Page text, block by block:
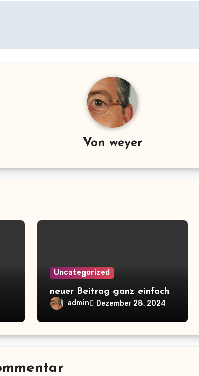
Von weyer
Uncategorized
neuer Beitrag ganz einfach
admin Dezember 28, 2024